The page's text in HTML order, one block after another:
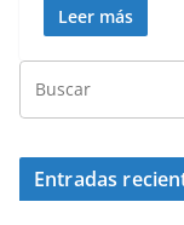
Leer más
Entradas